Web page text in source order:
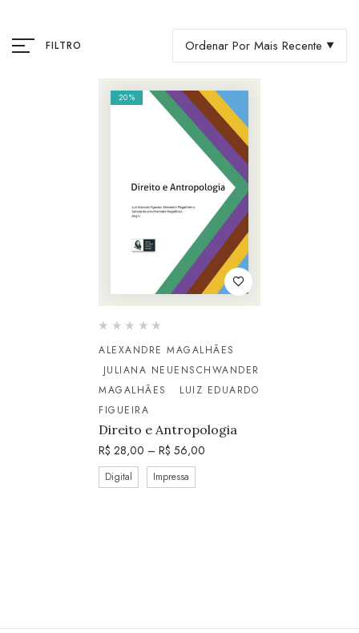
FILTRO Ordenar Por Mais Recente
20%
ALEXANDRE MAGALHÃES
JULIANA NEUENSCHWANDER
MAGALHÃES
LUIZ EDUARDO
FIGUEIRA
Direito e Antropologia
R$ 28,00 – R$ 56,00
Digital Impressa